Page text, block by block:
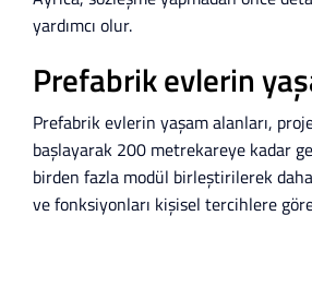
yardımcı olur.
Prefabrik evlerin
Prefabrik evlerin yaşam alanları,
başlayarak 200 metrekareye kadar
birden fazla modül birleştirilerek
ve fonksiyonları kişisel tercihlere